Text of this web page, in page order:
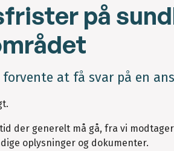
på
at få svar på en
der generelt må gå, fra vi
oplysninger og dokumenter.